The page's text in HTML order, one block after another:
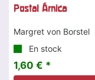
Postal Árnica
Margret von Borstel
En stock
1,60 € *